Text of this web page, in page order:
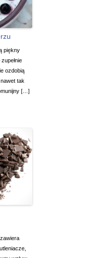
piękny
ozdobią
tak
[…]